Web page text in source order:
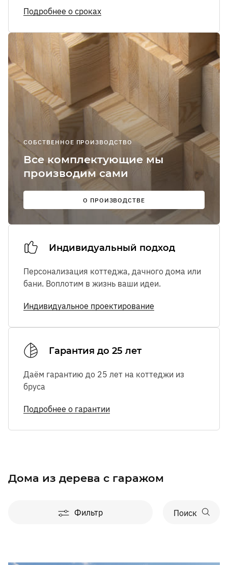
сообщений
Мы в
соцсетях:
Подробнее о сроках
СОБСТВЕННОЕ ПРОИЗВОДСТВО
Все комплектующие мы
производим сами
О ПРОИЗВОДСТВЕ
Индивидуальный подход
Персонализация коттеджа, дачного дома или
бани. Воплотим в жизнь ваши идеи.
Индивидуальное проектирование
Гарантия до 25 лет
Даём гарантию до 25 лет на коттеджи из
бруса
Подробнее о гарантии
Дома из дерева с гаражом
Поиск
Фильтр